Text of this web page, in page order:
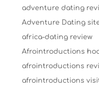
adventure dating
Adventure Dating
africa-dating review
Afrointroductions
afrointroductions
afrointroductions